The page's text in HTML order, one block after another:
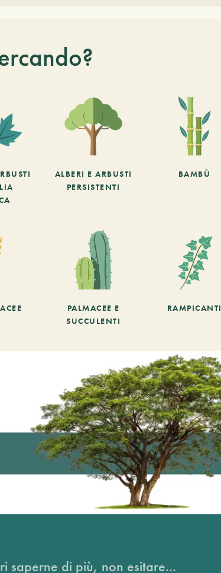
ALBERI E ARBUSTI
PERSISTENTI
BAMBÙ
PALMACEE E
SUCCULENTI
RAMPICANTI
saperne di più, non esitare...